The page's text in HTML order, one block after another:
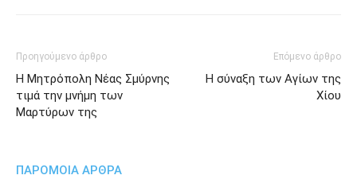
Προηγούμενο άρθρο
Η Μητρόπολη Νέας Σμύρνης
τιμά την μνήμη των
Μαρτύρων της
Επόμενο άρθρο
Η σύναξη των Αγίων της
Χίου
ΠΑΡΟΜΟΙΑ ΑΡΘΡΑ